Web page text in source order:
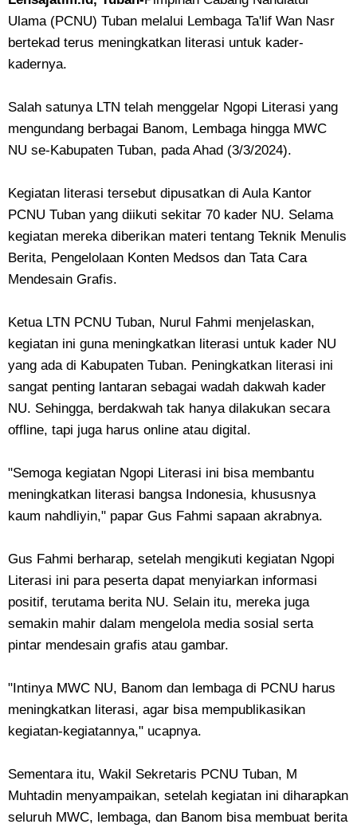
Ulama (PCNU) Tuban melalui Lembaga Ta'lif Wan Nasr
bertekad terus meningkatkan literasi untuk kader-
kadernya.
Salah satunya LTN telah menggelar Ngopi Literasi yang
mengundang berbagai Banom, Lembaga hingga MWC
NU se-Kabupaten Tuban, pada Ahad (3/3/2024).
Kegiatan literasi tersebut dipusatkan di Aula Kantor
PCNU Tuban yang diikuti sekitar 70 kader NU. Selama
kegiatan mereka diberikan materi tentang Teknik Menulis
Berita, Pengelolaan Konten Medsos dan Tata Cara
Mendesain Grafis.
Ketua LTN PCNU Tuban, Nurul Fahmi menjelaskan,
kegiatan ini guna meningkatkan literasi untuk kader NU
yang ada di Kabupaten Tuban. Peningkatkan literasi ini
sangat penting lantaran sebagai wadah dakwah kader
NU. Sehingga, berdakwah tak hanya dilakukan secara
offline, tapi juga harus online atau digital.
"Semoga kegiatan Ngopi Literasi ini bisa membantu
meningkatkan literasi bangsa Indonesia, khususnya
kaum nahdliyin," papar Gus Fahmi sapaan akrabnya.
Gus Fahmi berharap, setelah mengikuti kegiatan Ngopi
Literasi ini para peserta dapat menyiarkan informasi
positif, terutama berita NU. Selain itu, mereka juga
semakin mahir dalam mengelola media sosial serta
pintar mendesain grafis atau gambar.
"Intinya MWC NU, Banom dan lembaga di PCNU harus
meningkatkan literasi, agar bisa mempublikasikan
kegiatan-kegiatannya," ucapnya.
Sementara itu, Wakil Sekretaris PCNU Tuban, M
Muhtadin menyampaikan, setelah kegiatan ini diharapkan
seluruh MWC, lembaga, dan Banom bisa membuat berita